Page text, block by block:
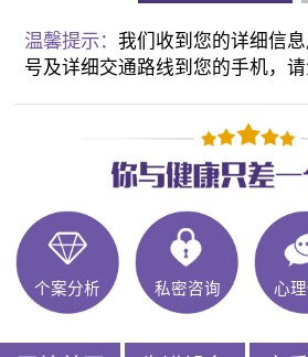
温馨提示：我们收到您的详细信
号及详细交通路线到您的手机，请
个案分析 私密咨询 心